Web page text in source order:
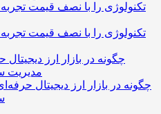
تکنولوژی را با نصف قیمت تجربه
چگونه در بازار ارز دیجیتال